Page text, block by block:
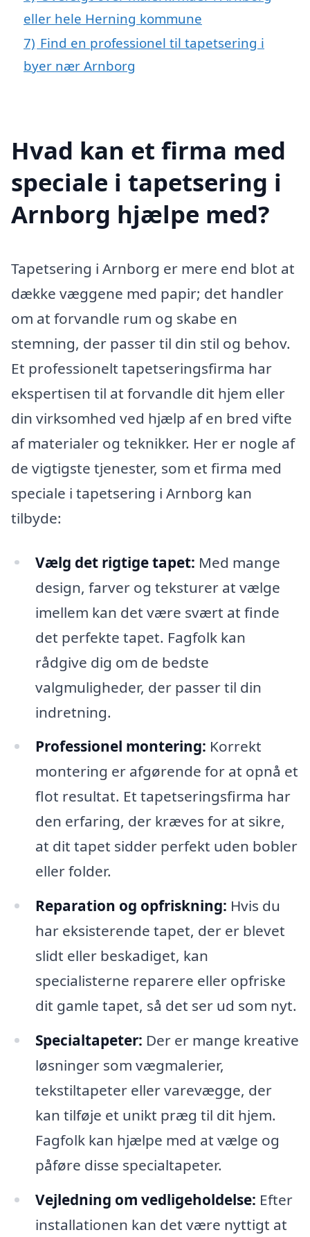
eller hele Herning kommune
7) Find en professionel til tapetsering i
byer nær Arnborg
Hvad kan et firma med
speciale i tapetsering i
Arnborg hjælpe med?
Tapetsering i Arnborg er mere end blot at
dække væggene med papir; det handler
om at forvandle rum og skabe en
stemning, der passer til din stil og behov.
Et professionelt tapetseringsfirma har
ekspertisen til at forvandle dit hjem eller
din virksomhed ved hjælp af en bred vifte
af materialer og teknikker. Her er nogle af
de vigtigste tjenester, som et firma med
speciale i tapetsering i Arnborg kan
tilbyde:
Vælg det rigtige tapet: Med mange
design, farver og teksturer at vælge
imellem kan det være svært at finde
det perfekte tapet. Fagfolk kan
rådgive dig om de bedste
valgmuligheder, der passer til din
indretning.
Professionel montering: Korrekt
montering er afgørende for at opnå et
flot resultat. Et tapetseringsfirma har
den erfaring, der kræves for at sikre,
at dit tapet sidder perfekt uden bobler
eller folder.
Reparation og opfriskning: Hvis du
har eksisterende tapet, der er blevet
slidt eller beskadiget, kan
specialisterne reparere eller opfriske
dit gamle tapet, så det ser ud som nyt.
Specialtapeter: Der er mange kreative
løsninger som vægmalerier,
tekstiltapeter eller varevægge, der
kan tilføje et unikt præg til dit hjem.
Fagfolk kan hjælpe med at vælge og
påføre disse specialtapeter.
Vejledning om vedligeholdelse: Efter
installationen kan det være nyttigt at